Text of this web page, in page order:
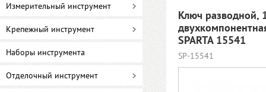
Измерительный инструмент
Крепежный инструмент
Наборы инструмента
Отделочный инструмент
Ключ разводной,
SPARTA 15541
SP-15541